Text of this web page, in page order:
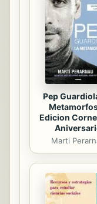
Pep
Edicion
Marti